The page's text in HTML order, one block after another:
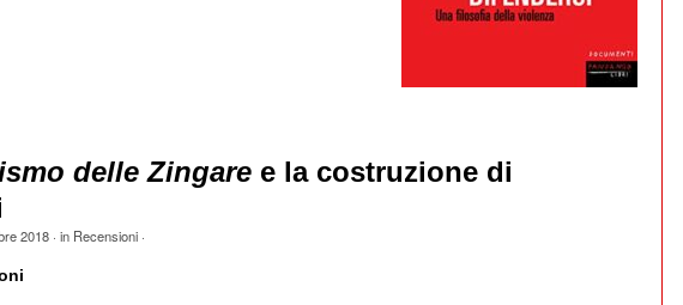
delle Zingaree la costruzione di
2018· in Recensioni·